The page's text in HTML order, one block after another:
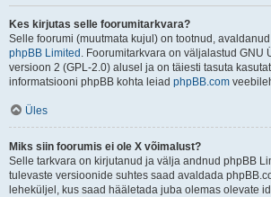
Kes kirjutas selle foorumitarkvara?
Selle foorumi (muutmata kujul) on tootnud,
phpBB Limited . Foorumitarkvara on väljalastud GNU
versioon 2 (GPL-2.0) alusel ja on täiesti tasuta
informatsiooni phpBB kohta leiad phpBB.com
Üles
Miks siin foorumis ei ole X võimalust?
Selle tarkvara on kirjutanud ja välja andnud phpBB
tulevaste versioonide suhtes saad avaldada
leheküljel, kus saad hääletada juba olemas olevate